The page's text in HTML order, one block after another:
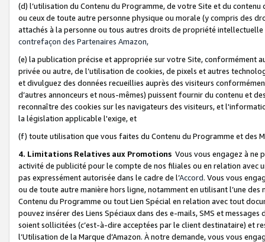
(d) l’utilisation du Contenu du Programme, de votre Site et du
ou ceux de toute autre personne physique ou morale (y compris des
attachés à la personne ou tous autres droits de propriété
contrefaçon des Partenaires Amazon,
(e) la publication précise et appropriée sur votre Site, conformément
privée ou autre, de l’utilisation de cookies, de pixels et autres
et divulguez des données recueillies auprès des visiteurs
d’autres annonceurs et nous-mêmes) puissent fournir du contenu et
reconnaître des cookies sur les navigateurs des visiteurs, et
la législation applicable l'exige, et
(f) toute utilisation que vous faites du Contenu du Programme et des
4. Limitations Relatives aux Promotions Vous vous engagez à ne
activité de publicité pour le compte de nos filiales ou en relation avec
pas expressément autorisée dans le cadre de l’Accord. Vous vous
ou de toute autre manière hors ligne, notamment en utilisant l’une
Contenu du Programme ou tout Lien Spécial en relation avec tout
pouvez insérer des Liens Spéciaux dans des e-mails, SMS et
soient sollicitées (c’est-à-dire acceptées par le client destinataire) et
l’Utilisation de la Marque d’Amazon. À notre demande, vous vous